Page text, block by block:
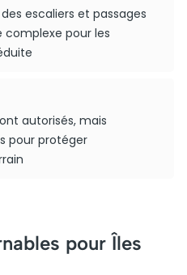
escaliers et passages
complexe pour les
autorisés, mais
pour protéger
pour Îles